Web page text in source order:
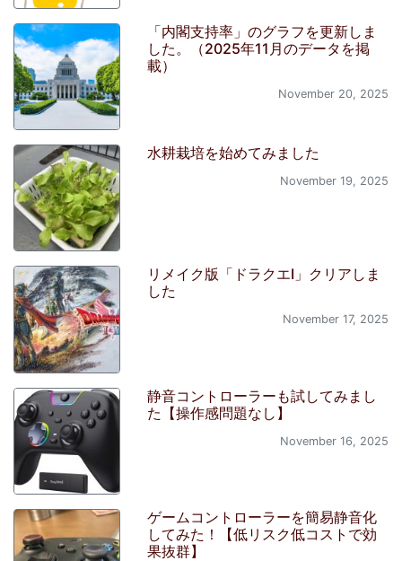
「内閣支持率」のグラフを更新しま
した。（2025年11月のデータを掲
載）
November 20, 2025
水耕栽培を始めてみました
November 19, 2025
リメイク版「ドラクエI」クリアしま
した
November 17, 2025
静音コントローラーも試してみまし
た【操作感問題なし】
November 16, 2025
ゲームコントローラーを簡易静音化
してみた！【低リスク低コストで効
果抜群】